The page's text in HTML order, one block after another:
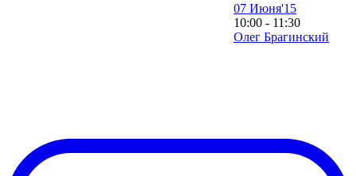
07 Июня'15
10:00 - 11:30
Олег Брагинский